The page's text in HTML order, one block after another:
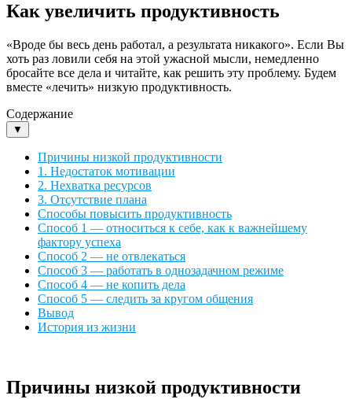
Как увеличить продуктивность
«Вроде бы весь день работал, а результата никакого». Если Вы
хоть раз ловили себя на этой ужасной мысли, немедленно
бросайте все дела и читайте, как решить эту проблему. Будем
вместе «лечить» низкую продуктивность.
Содержание
▼
Причины низкой продуктивности
1. Недостаток мотивации
2. Нехватка ресурсов
3. Отсутствие плана
Способы повысить продуктивность
Способ 1 — относиться к себе, как к важнейшему
фактору успеха
Способ 2 — не отвлекаться
Способ 3 — работать в однозадачном режиме
Способ 4 — не копить дела
Способ 5 — следить за кругом общения
Вывод
История из жизни
Причины низкой продуктивности